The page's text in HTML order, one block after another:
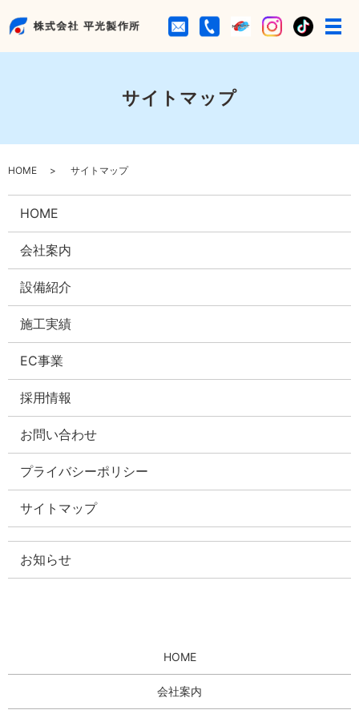
サイトマップ
HOME サイトマップ
HOME
会社案内
設備紹介
施工実績
EC事業
採用情報
お問い合わせ
プライバシーポリシー
サイトマップ
お知らせ
HOME
会社案内